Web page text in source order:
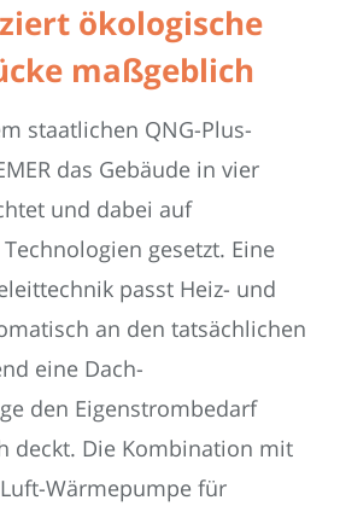
ökologische
maßgeblich
staatlichen QNG-Plus-
das Gebäude in vier
und dabei auf
gesetzt. Eine
passt Heiz- und
an den tatsächlichen
eine Dach-
den Eigenstrombedarf
deckt. Die Kombination mit
Wärmepumpe für